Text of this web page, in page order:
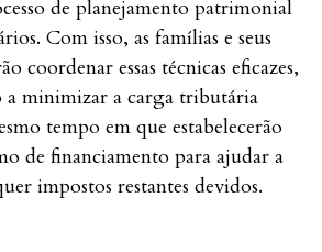
de planejamento patrimonial
Com isso, as famílias e seus
coordenar essas técnicas eficazes,
a minimizar a carga tributária
tempo em que estabelecerão
de financiamento para ajudar a
impostos restantes devidos.